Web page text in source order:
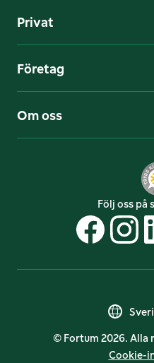
Privat
Företag
Om oss
Följ oss på
© Fortum 2026.
Suomi - FI
Suomi - SV
Cookie-